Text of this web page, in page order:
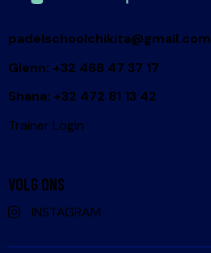
padelschoolchikita@gmail.com
Glenn: +32 468 47 37 17
Shana: +32 472 81 13 42
Trainer Login
VOLG ONS
INSTAGRAM